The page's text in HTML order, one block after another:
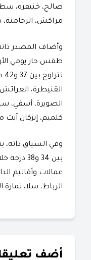
صالح، خنيفرة،
مراكش، الرحامنة،
​وأضاف المصدر
طقس حار يومي
القنيطرة،
الصويرة، أسفي،
كلميم، إنزكان آيت
​وفي السياق ذاته،
بين 34
عمالات وأقاليم
الرباط، سلا،
أضف